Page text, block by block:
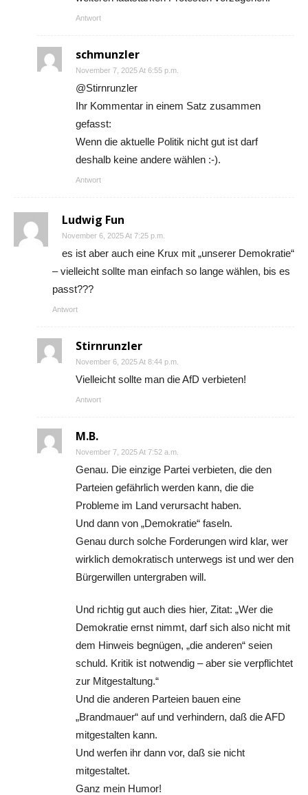
Antwort
schmunzler
November 7, 2025 At 6:55 p.m.
@Stirnrunzler
Ihr Kommentar in einem Satz zusammen
gefasst:
Wenn die aktuelle Politik nicht gut ist darf
deshalb keine andere wählen :-).
Antwort
Ludwig Fun
November 6, 2025 At 7:25 p.m.
es ist aber auch eine Krux mit „unserer Demokratie“
– vielleicht sollte man einfach so lange wählen, bis es
passt???
Antwort
Stirnrunzler
November 6, 2025 At 8:44 p.m.
Vielleicht sollte man die AfD verbieten!
Antwort
M.B.
November 7, 2025 At 7:52 a.m.
Genau. Die einzige Partei verbieten, die den
Parteien gefährlich werden kann, die die
Probleme im Land verursacht haben.
Und dann von „Demokratie“ faseln.
Genau durch solche Forderungen wird klar, wer
wirklich demokratisch unterwegs ist und wer den
Bürgerwillen untergraben will.
Und richtig gut auch dies hier, Zitat: „Wer die
Demokratie ernst nimmt, darf sich also nicht mit
dem Hinweis begnügen, „die anderen“ seien
schuld. Kritik ist notwendig – aber sie verpflichtet
zur Mitgestaltung.“
Und die anderen Parteien bauen eine
„Brandmauer“ auf und verhindern, daß die AFD
mitgestalten kann.
Und werfen ihr dann vor, daß sie nicht
mitgestaltet.
Ganz mein Humor!